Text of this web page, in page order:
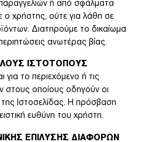
ή από σφάλματα
ο χρήστης, ούτε για λάθη σε
Διατηρούμε το δικαίωμα
ανωτέρας βίας.
ΙΣΤΟΤΟΠΟΥΣ
το περιεχόμενο ή τις
στους οποίους οδηγούν οι
της Ιστοσελίδας. Η πρόσβαση
ευθύνη του χρήστη.
ΕΠΙΛΥΣΗΣ ΔΙΑΦΟΡΩΝ